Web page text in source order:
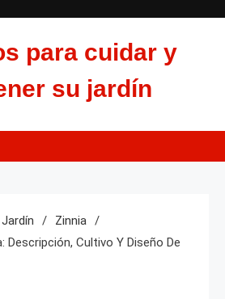
para cuidar y
su jardín
Zinnia
Descripción, Cultivo Y Diseño De